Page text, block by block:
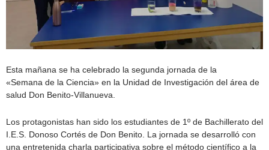
Esta mañana se ha celebrado la segunda jornada de la
«Semana de la Ciencia» en la Unidad de Investigación del área de
salud Don Benito-Villanueva.
Los protagonistas han sido los estudiantes de 1º de Bachillerato del
I.E.S. Donoso Cortés de Don Benito. La jornada se desarrolló con
una entretenida charla participativa sobre el método científico a la